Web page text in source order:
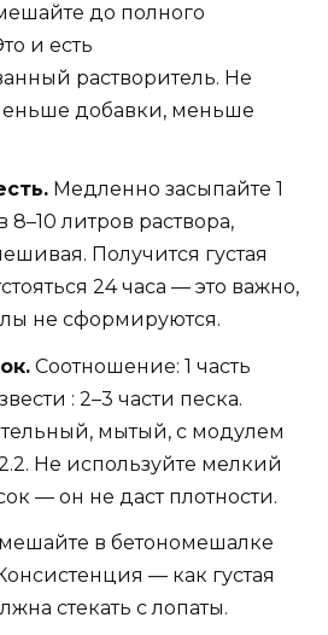
до полного
и есть
растворитель. Не
добавки, меньше
Медленно засыпайте 1
8–10 литров раствора,
Получится густая
24 часа — это важно,
не сформируются.
Соотношение: 1 часть
: 2–3 части песка.
мытый, с модулем
Не используйте мелкий
— он не даст плотности.
в бетономешалке
— как густая
стекать с лопаты.